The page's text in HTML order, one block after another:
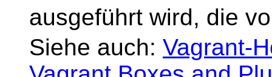
ausgeführt wird, die
Siehe auch: Vagrant-